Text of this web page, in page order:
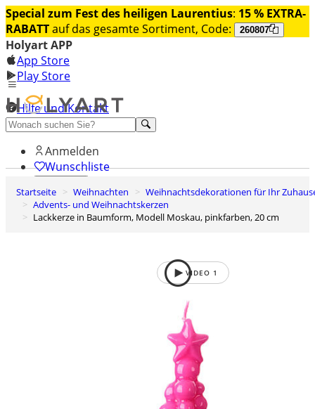
Special zum Fest des heiligen Laurentius: 15 % EXTRA-
RABATTauf das gesamte Sortiment, Code: 260807
Holyart APP
App Store
Play Store
Hilfe und Kontakt
Entdecken Sie Premium
Anmelden
Wunschliste
0
Warenkorb
Startseite Weihnachten
Weihnachtsdekorationen für Ihr
Advents- und Weihnachtskerzen
Lackkerze in Baumform, Modell Moskau, pinkfarben, 20 cm
VIDEO 1